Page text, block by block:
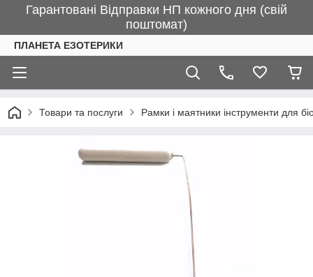
Гарантовані Відправки НП кожного дня (свій
поштомат)
ПЛАНЕТА ЕЗОТЕРИКИ
Товари та послуги Рамки і маятники інструменти для